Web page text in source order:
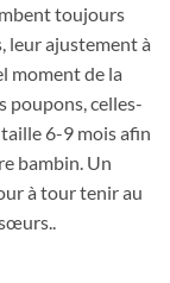
toujours
leur ajustement à
moment de la
poupons, celles-
6-9 mois afin
bambin. Un
à tour tenir au